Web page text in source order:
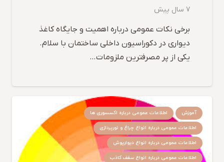
7 سال پیش
برخی نکات عمومی درباره اهمیت و جایگاه کاغذ
دیواری در دکوراسیون داخلی ساختمان با سلام.
یکی از پر مصرفترین ملزومات…
آموزش
اطلاعات عمومی درباره اکسسوری ها
اطلاعات عمومی درباره انواع چراغ و نورپردازی
اطلاعات عمومی درباره انواع دیوارپوش
اطلاعات عمومی درباره انواع سقف کاذب